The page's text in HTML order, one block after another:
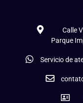
Calle
Parque
Servicio de